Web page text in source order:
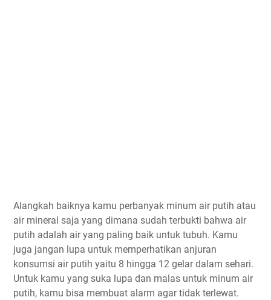
Alangkah baiknya kamu perbanyak minum air putih atau
air mineral saja yang dimana sudah terbukti bahwa air
putih adalah air yang paling baik untuk tubuh. Kamu
juga jangan lupa untuk memperhatikan anjuran
konsumsi air putih yaitu 8 hingga 12 gelar dalam sehari.
Untuk kamu yang suka lupa dan malas untuk minum air
putih, kamu bisa membuat alarm agar tidak terlewat.